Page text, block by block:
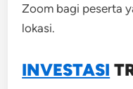
Zoom bagi peserta
lokasi.
INVESTASI